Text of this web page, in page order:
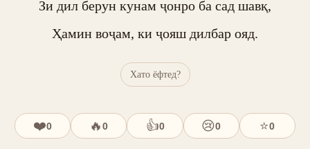
Зи дил берун кунам ҷонро ба сад шавқ,
Ҳамин воҷам, ки ҷояш дилбар ояд.
Хато ёфтед?
❤️0 🔥0 👍0 😢0 ⭐0